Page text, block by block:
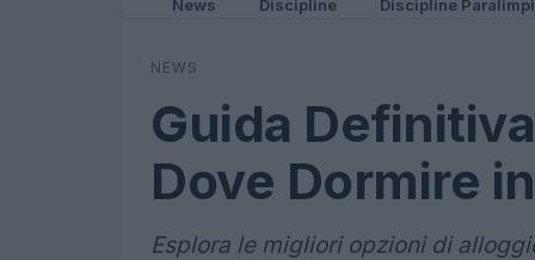
News Discipline Discipline
NEWS
Guida
Dove Dormire
Esplora le migliori opzioni di